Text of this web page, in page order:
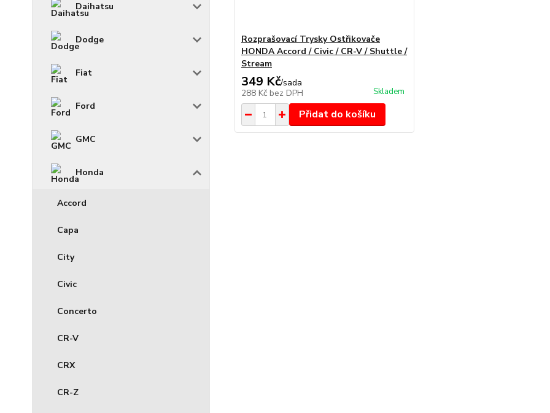
Daihatsu
Dodge
Fiat
Ford
GMC
Honda
Accord
Capa
City
Civic
Concerto
CR-V
CRX
CR-Z
Rozprašovací Trysky Ostřikovače
HONDA Accord / Civic / CR-V / Shuttle /
Stream
349 Kč/sada
288 Kč bez DPH Skladem
Přidat do košíku